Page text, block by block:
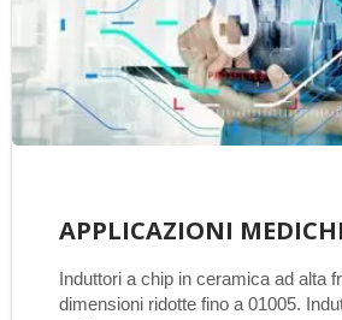
APPLICAZIONI
Induttori a chip in ceramica ad alta
dimensioni ridotte fino a 01005.